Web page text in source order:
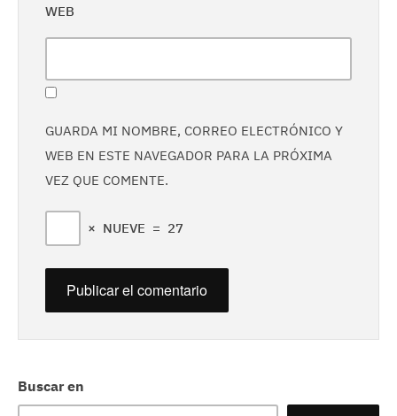
Buscar en
WEB
GUARDA MI NOMBRE, CORREO ELECTRÓNICO Y
WEB EN ESTE NAVEGADOR PARA LA PRÓXIMA
VEZ QUE COMENTE.
× NUEVE = 27